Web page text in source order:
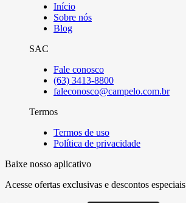
Início
Sobre nós
Blog
SAC
Fale conosco
(63) 3413-8800
faleconosco@campelo.com.br
Termos
Termos de uso
Política de privacidade
Baixe nosso aplicativo
Acesse ofertas exclusivas e descontos especiais